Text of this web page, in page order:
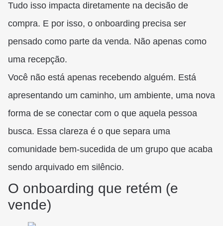
Tudo isso impacta diretamente na decisão de
compra. E por isso, o onboarding precisa ser
pensado como parte da venda. Não apenas como
uma recepção.
Você não está apenas recebendo alguém. Está
apresentando um caminho, um ambiente, uma nova
forma de se conectar com o que aquela pessoa
busca. Essa clareza é o que separa uma
comunidade bem-sucedida de um grupo que acaba
sendo arquivado em silêncio.
O onboarding que retém (e
vende)